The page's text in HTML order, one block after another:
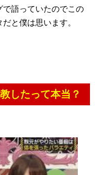
語っていたのでこの
と僕は思います。
したって本当？